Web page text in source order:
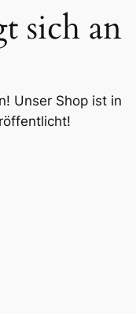
sich an
Unser Shop ist in